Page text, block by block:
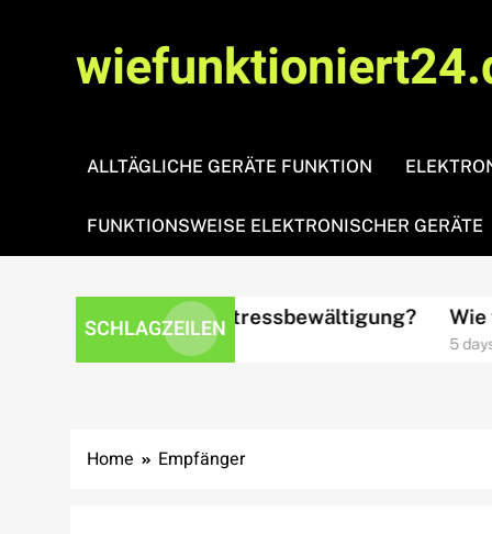
ALLTÄGLICHE GERÄTE FUNKTION
FUNKTIONSWEISE ELEKTRONISCHER GERÄTE
SCHLAGZEILEN
Wie funktioniert Stressbewältigung? Wie
5 days ago
Home Empfänger